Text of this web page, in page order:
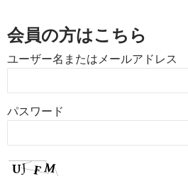
会員の方はこちら
ユーザー名またはメールアドレス
パスワード